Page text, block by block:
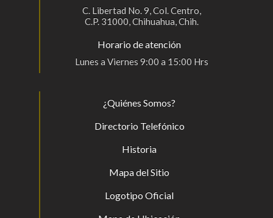
C. Libertad No. 9, Col. Centro,
C.P. 31000, Chihuahua, Chih.
Horario de atención
Lunes a Viernes 9:00 a 15:00 Hrs
¿Quiénes Somos?
Directorio Telefónico
Historia
Mapa del Sitio
Logotipo Oficial